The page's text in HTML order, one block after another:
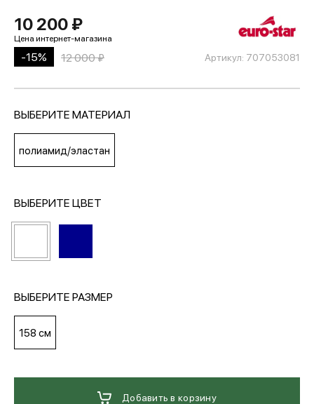
Для собаки
Сувениры/Подарки
МЕДИА
+7 (495) 139-66-00
Артикул: 707053081
10 200 ₽
-15% 12 000 ₽
ВЫБЕРИТЕ МАТЕРИАЛ
полиамид/эластан
ВЫБЕРИТЕ ЦВЕТ
ВЫБЕРИТЕ РАЗМЕР
158 см
Добавить в корзину